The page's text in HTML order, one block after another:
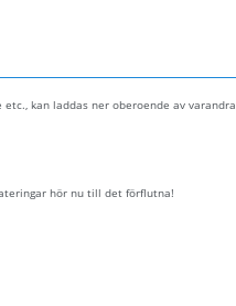
kan laddas ner oberoende av varandra
hör nu till det förflutna!